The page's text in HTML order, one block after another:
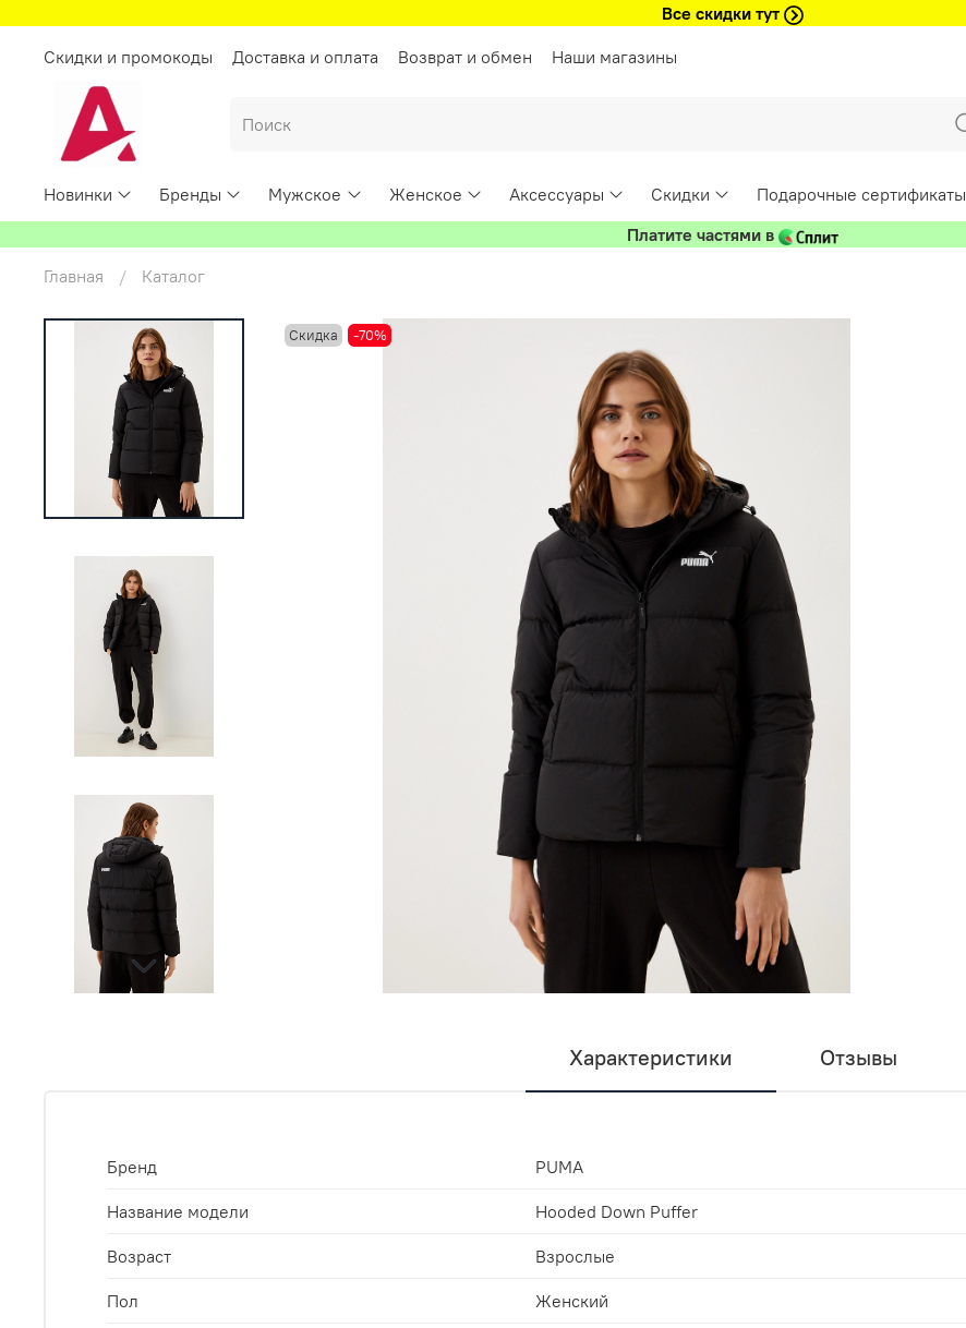
Все скидки тут
Скидки и промокоды
Доставка и оплата Возврат и обмен Наши магазины
Новинки Бренды Мужское Женское Аксессуары Скидки
Подарочные сертификаты
Платите частями в
Главная
Каталог
Скидка -70%
Характеристики Отзывы
Бренд PUMA
Название модели Hooded Down Puffer
Возраст Взрослые
Пол Женский